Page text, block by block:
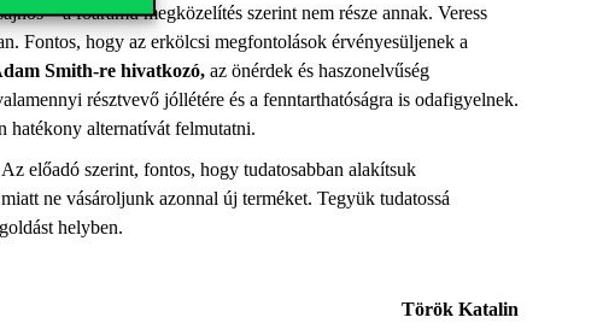
– a főáramú megközelítés szerint nem része annak. Veress
Fontos, hogy az erkölcsi megfontolások érvényesüljenek a
Smith-re hivatkozó, az önérdek és haszonelvűség
résztvevő jóllétére és a fenntarthatóságra is odafigyelnek.
hatékony alternatívát felmutatni.
előadó szerint, fontos, hogy tudatosabban alakítsuk
ne vásároljunk azonnal új terméket. Tegyük tudatossá
helyben.
Török Katalin